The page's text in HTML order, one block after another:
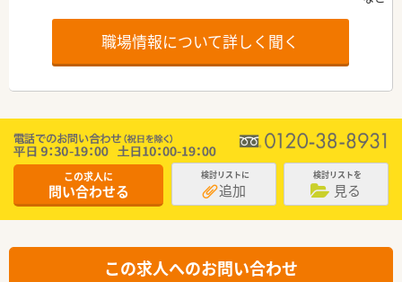
職場情報について詳しく聞く
この求人に
問い合わせる
検討リストに
追加
検討リストを
見る
この求人へのお問い合わせ